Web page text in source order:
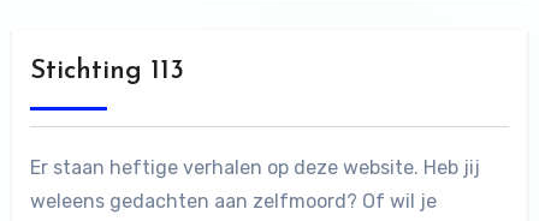
Stichting 113
Er staan heftige verhalen op deze website. Heb jij
weleens gedachten aan zelfmoord? Of wil je